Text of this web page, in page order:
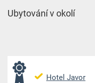
Ubytování v okolí
Hotel Javor